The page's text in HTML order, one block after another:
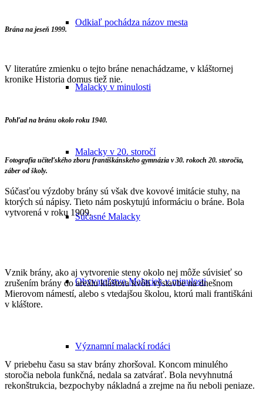
Odkiaľ pochádza názov mesta
Malacky v minulosti
Malacky v 20. storočí
Súčasné Malacky
Obyvateľstvo Malaciek v minulosti
Významní malackí rodáci
Brána na jeseň 1999.
V literatúre zmienku o tejto bráne nenachádzame, v kláštornej
kronike Historia domus tiež nie.
Pohľad na bránu okolo roku 1940.
Fotografia učiteľského zboru františkánskeho gymnázia v 30. rokoch 20. storočia,
záber od školy.
Súčasťou výzdoby brány sú však dve kovové imitácie stuhy, na
ktorých sú nápisy. Tieto nám poskytujú informáciu o bráne. Bola
vytvorená v roku 1909.
Vznik brány, ako aj vytvorenie steny okolo nej môže súvisieť so
zrušením brány do areálu kláštora kvôli výstavbe na dnešnom
Mierovom námestí, alebo s vtedajšou školou, ktorú mali františkáni
v kláštore.
V priebehu času sa stav brány zhoršoval. Koncom minulého
storočia nebola funkčná, nedala sa zatvárať. Bola nevyhnutná
rekonštrukcia, bezpochyby nákladná a zrejme na ňu neboli peniaze.